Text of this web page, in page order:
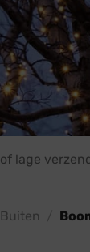
of lage
Buiten